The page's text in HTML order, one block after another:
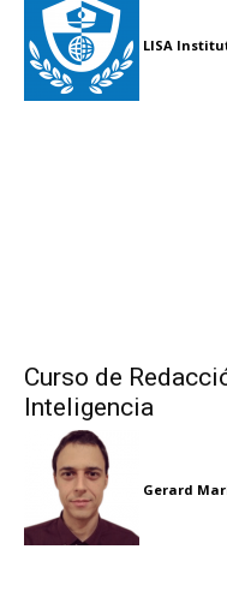
LISA
Curso de
Inteligencia
Gerard